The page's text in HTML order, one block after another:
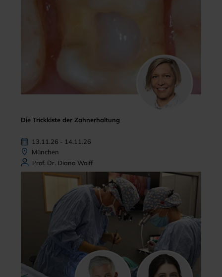
Die Trickkiste der Zahnerhaltung
13.11.26 - 14.11.26
München
Prof. Dr. Diana Wolff